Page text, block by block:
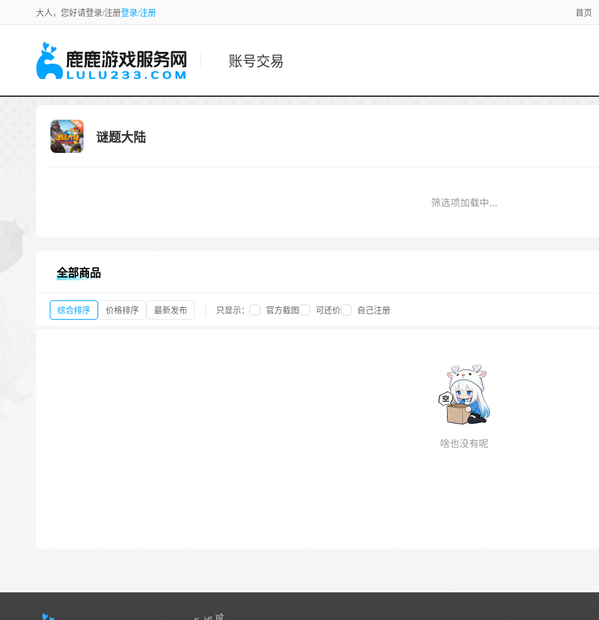
大人，您好请登录/注册登录/注册 首页
账号交易
谜题大陆
筛选项加载中...
全部商品
综合排序 价格排序 最新发布 只显示： 官方截图 可还价 自己注册
啥也没有呢